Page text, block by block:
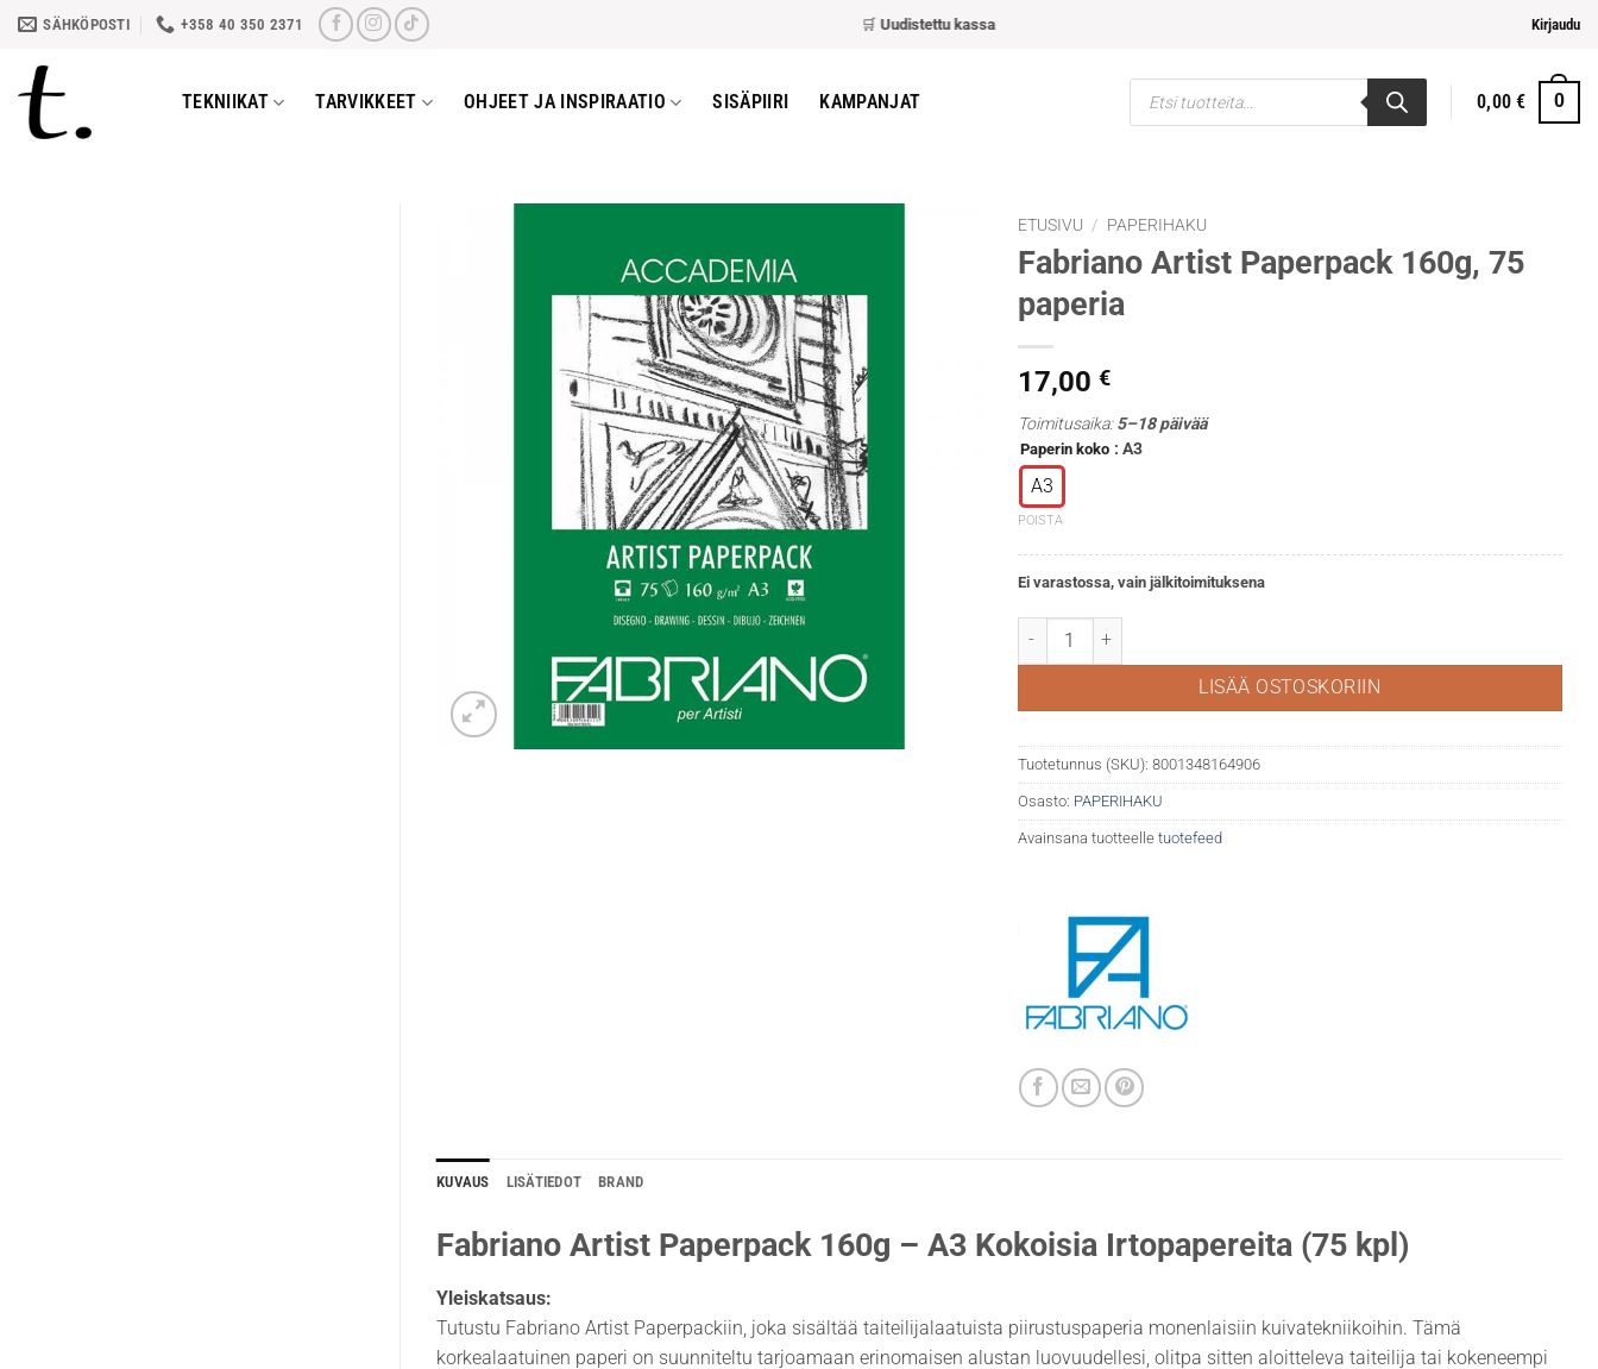
Skip
content
SÄHKÖPOSTI +358 40 350 2371 Uudistettu kassa– nopeampi ja helpompi maksaminen Kirjaudu
TEKNIIKAT TARVIKKEET OHJEET JA INSPIRAATIO SISÄPIIRI KAMPANJAT
Products
search
0,00€ 0
ETUSIVU / PAPERIHAKU
Fabriano Artist Paperpack 160g, 75
paperia
17,00 €
Toimitusaika:5–18 päivää
Paperin koko : A3
A3
POISTA
Ei varastossa, vain jälkitoimituksena
Fabriano Artist Paperpack 160g, 75 paperia määrä
LISÄÄ OSTOSKORIIN
Tuotetunnus (SKU): 8001348164906
Osasto: PAPERIHAKU
Avainsana tuotteelle tuotefeed
KUVAUS LISÄTIEDOT BRAND
Fabriano Artist Paperpack 160g – A3 Kokoisia Irtopapereita (75 kpl)
Yleiskatsaus:
Tutustu Fabriano Artist Paperpackiin, joka sisältää taiteilijalaatuista piirustuspaperia monenlaisiin kuivatekniikoihin. Tämä
korkealaatuinen paperi on suunniteltu tarjoamaan erinomaisen alustan luovuudellesi, olitpa sitten aloitteleva taiteilija tai kokeneempi